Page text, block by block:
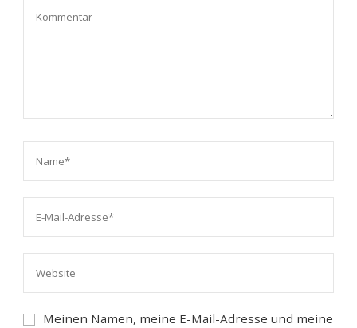
Meinen Namen, meine E-Mail-Adresse und meine